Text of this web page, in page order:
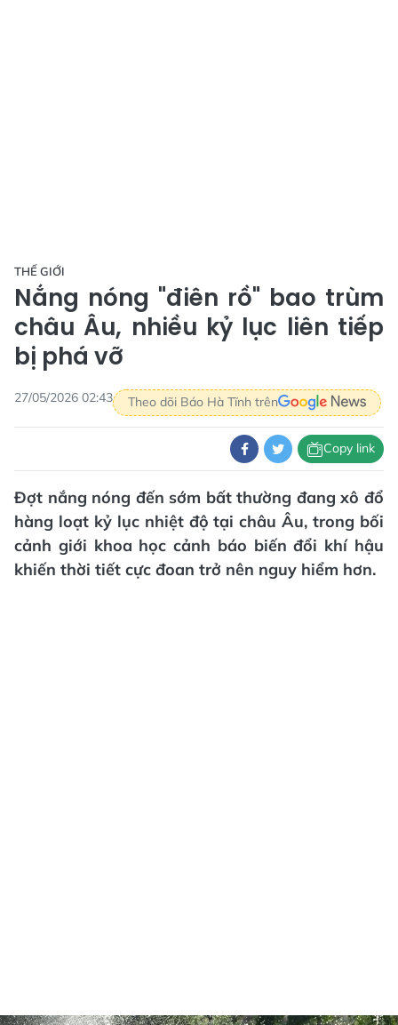
THẾ GIỚI
Nắng nóng "điên rồ" bao trùm
châu Âu, nhiều kỷ lục liên tiếp
bị phá vỡ
27/05/2026 02:43 Theo dõi Báo Hà Tĩnh trên
Copy link
Đợt nắng nóng đến sớm bất thường đang xô đổ
hàng loạt kỷ lục nhiệt độ tại châu Âu, trong bối
cảnh giới khoa học cảnh báo biến đổi khí hậu
khiến thời tiết cực đoan trở nên nguy hiểm hơn.